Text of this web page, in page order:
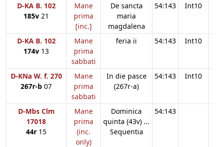
D-KA B. 102
185v 21
Mane
prima
[inc.]
De sancta
maria
magdalena
54:143 Int10
D-KA B. 102
174v 13
Mane
prima
sabbati
feria ii 54:143 Int10
D-KNa W. f. 270
267r-b 07
Mane
prima
sabbati
In die pasce
(267r-a)
54:143 Int10
D-Mbs Clm
17018
44r 15
Mane
prima
(inc.
only)
Dominica
quinta (43v) ...
Sequentia
54:143